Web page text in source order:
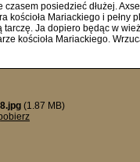
posiedzieć dłużej.
kościoła Mariackiego i pełny
Ja dopiero będąc w
kościoła Mariackiego.
(1.87 MB)